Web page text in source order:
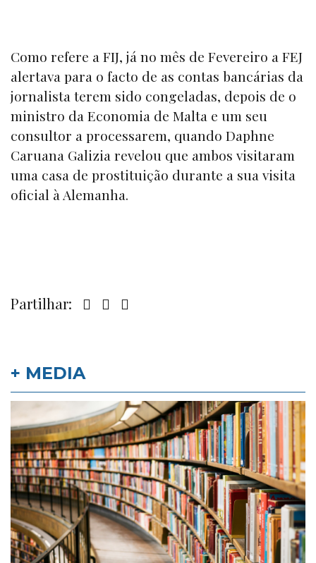
Como refere a FIJ, já no mês de Fevereiro a FEJ
alertava para o facto de as contas bancárias da
jornalista terem sido congeladas, depois de o
ministro da Economia de Malta e um seu
consultor a processarem, quando Daphne
Caruana Galizia revelou que ambos visitaram
uma casa de prostituição durante a sua visita
oficial à Alemanha.
Partilhar:
+ MEDIA